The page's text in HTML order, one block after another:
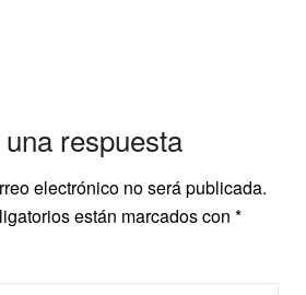
respuesta
electrónico no será publicada.
están marcados con *